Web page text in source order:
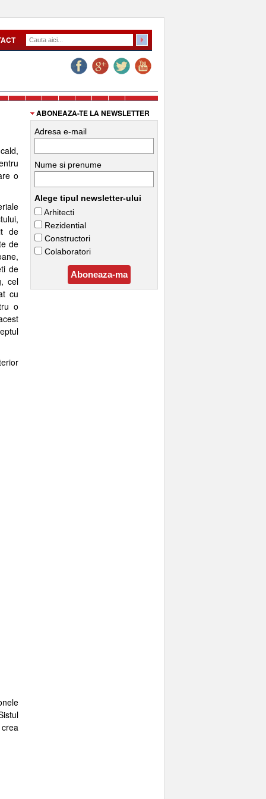
o
de
de
de
cel
cu
o
ABONEAZA-TE LA NEWSLETTER
Adresa e-mail
Nume si prenume
Alege tipul newsletter-ului
Arhitecti
Rezidential
Constructori
Colaboratori